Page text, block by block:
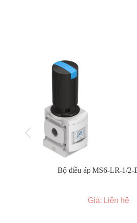
Cách sử dụng chung:
Việc sử dụng rơ le bán
khiển và mạch tải.
Đấu nối:
Thực hiện đấu
tính của ngõ vào điều
Cấp nguồn điều khiển:
Tản nhiệt (nếu cần):Đối
Bộ điều áp MS6-LR-1/2-
Giá: Liên hệ